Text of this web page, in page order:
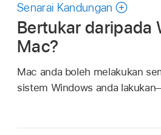
Senarai Kandungan
Bertukar daripada
Mac?
Mac anda boleh melakukan
sistem Windows anda